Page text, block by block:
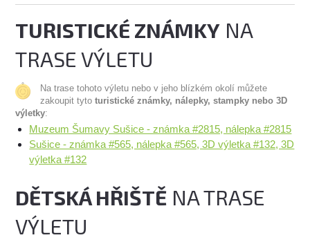
TURISTICKÉ ZNÁMKY NA
TRASE VÝLETU
Na trase tohoto výletu nebo v jeho blízkém okolí můžete
zakoupit tytoturistické známky, nálepky, stampky nebo 3D
výletky:
Muzeum Šumavy Sušice - známka #2815, nálepka #2815
Sušice - známka #565, nálepka #565, 3D výletka #132, 3D
výletka #132
DĚTSKÁ HŘIŠTĚ NA TRASE
VÝLETU